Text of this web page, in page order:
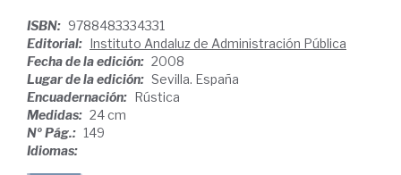
ISBN: 9788483334331
Editorial: Instituto Andaluz de Administración Pública
Fecha de la edición: 2008
Lugar de la edición: Sevilla. España
Encuadernación: Rústica
Medidas: 24 cm
Nº Pág.: 149
Idiomas: